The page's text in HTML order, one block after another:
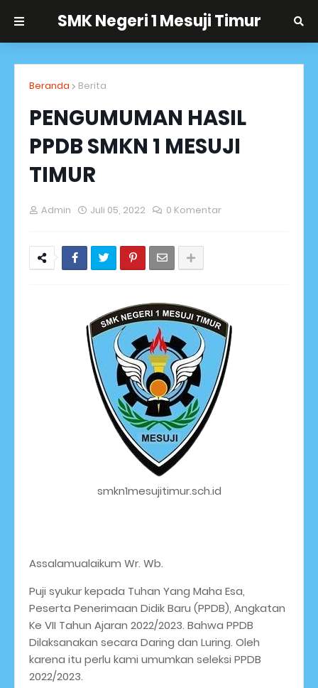
SMK Negeri 1 Mesuji Timur
Beranda Berita
PENGUMUMAN HASIL
PPDB SMKN 1 MESUJI
TIMUR
Admin Juli 05, 2022 0 Komentar
smkn1mesujitimur.sch.id
Assalamualaikum Wr. Wb.
Puji syukur kepada Tuhan Yang Maha Esa,
Peserta Penerimaan Didik Baru (PPDB), Angkatan
Ke VII Tahun Ajaran 2022/2023. Bahwa PPDB
Dilaksanakan secara Daring dan Luring. Oleh
karena itu perlu kami umumkan seleksi PPDB
2022/2023.